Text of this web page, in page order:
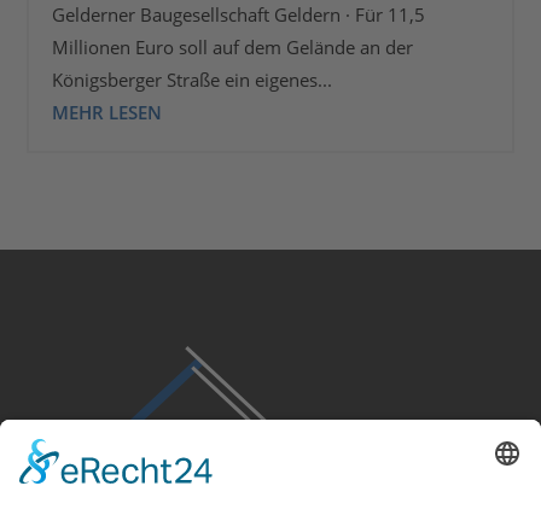
Gelderner Baugesellschaft Geldern · Für 11,5
Millionen Euro soll auf dem Gelände an der
Königsberger Straße ein eigenes...
MEHR LESEN